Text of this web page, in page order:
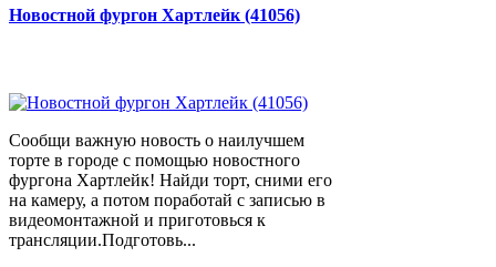
Новостной фургон Хартлейк (41056)
Сообщи важную новость о наилучшем
торте в городе с помощью новостного
фургона Хартлейк! Найди торт, сними его
на камеру, а потом поработай с записью в
видеомонтажной и приготовься к
трансляции.Подготовь...